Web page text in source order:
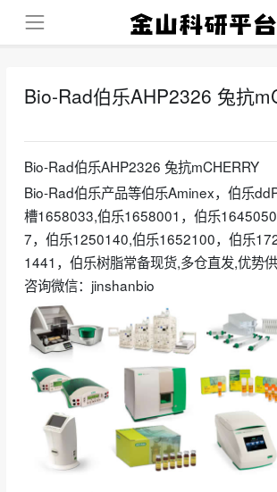
Bio-Rad伯乐AHP2326 兔抗
Bio-Rad伯乐AHP2326 兔抗mCHERRY
Bio-Rad伯乐产品等伯乐Aminex，伯乐
槽1658033,伯乐1658001，伯乐
7，伯乐1250140,伯乐1652100，伯乐
1441，伯乐树脂常备现货,多仓直发,优势
咨询微信：jinshanbio